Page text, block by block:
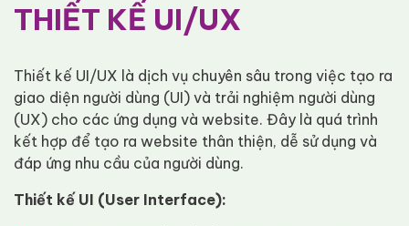
THIẾT KẾ UI/UX
Thiết kế UI/UX là dịch vụ chuyên sâu trong việc tạo ra
giao diện người dùng (UI) và trải nghiệm người dùng
(UX) cho các ứng dụng và website. Đây là quá trình
kết hợp để tạo ra website thân thiện, dễ sử dụng và
đáp ứng nhu cầu của người dùng.
Thiết kế UI (User Interface):